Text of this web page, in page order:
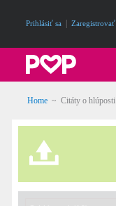
Prihlásiť sa Zaregistrovať
Home ~ Citáty o hlúposti